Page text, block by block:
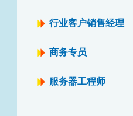
行业客户销售经理
商务专员
服务器工程师